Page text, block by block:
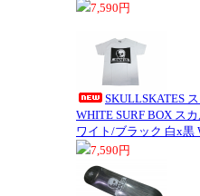
7,590円
SKULLSKATES
WHITE SURF BOX
ワイト/ブラック 白x黒
7,590円